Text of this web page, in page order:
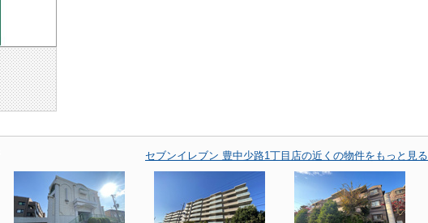
セブンイレブン 豊中少路1丁目店の近くの物件をもっと見る